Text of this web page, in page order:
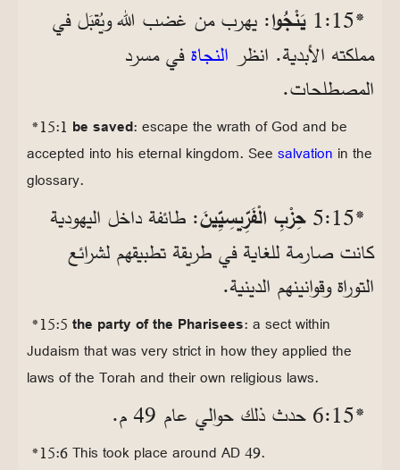
*15‏:1 يَنْجُوا: يهرب من غضب الله ويُقبَل في
مملكته الأبدية. انظر النجاةفي مسرد
المصطلحات.
*15:1 be saved: escape the wrath of God and be
accepted into his eternal kingdom. See salvation in the
glossary.
*15‏:5 حِزْبِ الْفَرِّيسِيِّينَ: طائفة داخل اليهودية
كانت صارمة للغاية في طريقة تطبيقهم لشرائع
التوراة وقوانينهم الدينية.
*15:5 the party of the Pharisees: a sect within
Judaism that was very strict in how they applied the
laws of the Torah and their own religious laws.
*15‏:6 حدث ذلك حوالي عام 49 م.
*15:6 This took place around AD 49.